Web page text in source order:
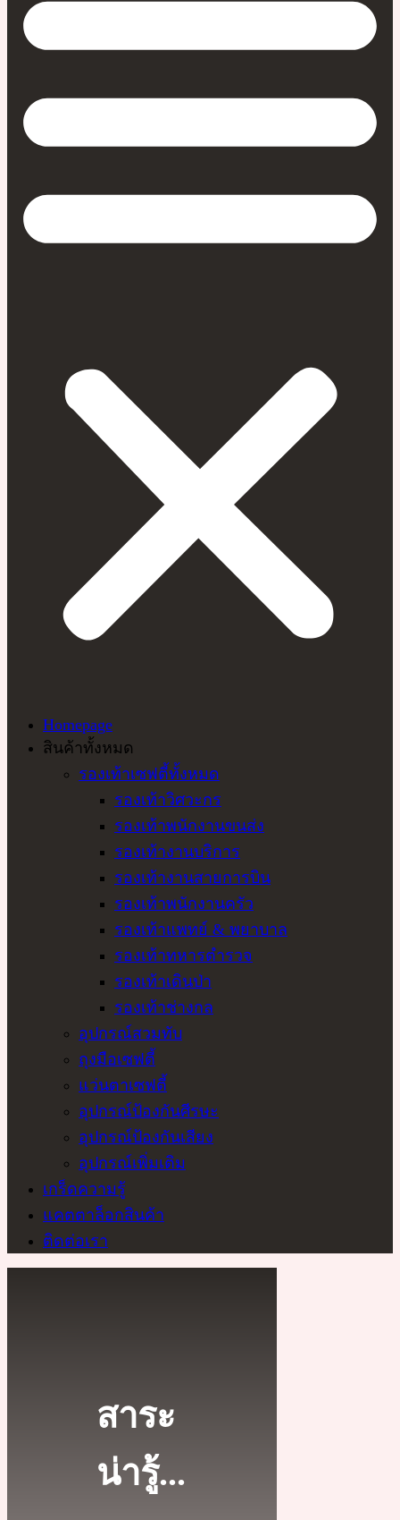
Homepage
สินค้าทั้งหมด
รองเท้าเซฟตี้ทั้งหมด
รองเท้าวิศวะกร
รองเท้าพนักงานขนส่ง
รองเท้างานบริการ
รองเท้างานสายการบิน
รองเท้าพนักงานครัว
รองเท้าแพทย์ & พยาบาล
รองเท้าทหารตำรวจ
รองเท้าเดินป่า
รองเท้าช่างกล
อุปกรณ์สวมทับ
ถุงมือเซฟตี้
แว่นตาเซฟตี้
อุปกรณ์ป้องกันศีรษะ
อุปกรณ์ป้องกันเสียง
อุปกรณ์เพิ่มเติม
เกร็ดความรู้
แคตตาล็อกสินค้า
ติดต่อเรา
สาระ
น่ารู้...